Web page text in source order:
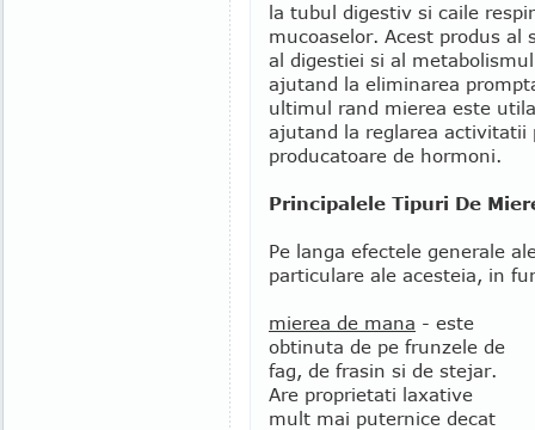
la tubul digestiv si caile
mucoaselor. Acest produs
al digestiei si al
ajutand la eliminarea
ultimul rand mierea este
ajutand la reglarea activitatii
producatoare de hormoni.
Principalele Tipuri De
Pe langa efectele generale
particulare ale acesteia, in
mierea de mana - este
obtinuta de pe frunzele de
fag, de frasin si de stejar.
Are proprietati laxative
mult mai puternice decat